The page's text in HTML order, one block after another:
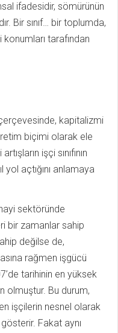
ifadesidir, sömürünün
Bir sınıf… bir toplumda,
tarafından
kapitalizmi
biçimi olarak ele
işçi sınıfının
yol açtığını anlamaya
sektöründe
bir zamanlar sahip
değilse de,
rağmen işgücü
tarihinin en yüksek
olmuştur. Bu durum,
işçilerin nesnel olarak
Fakat aynı